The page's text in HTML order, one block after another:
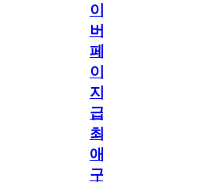
이
버
페
이
지
급!
최
애
구